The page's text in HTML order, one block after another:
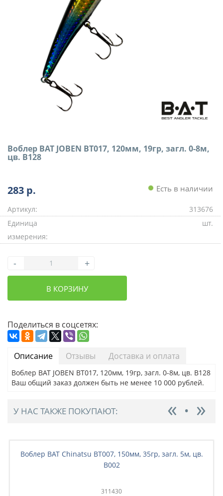
Воблер BAT JOBEN BT017, 120мм, 19гр, загл. 0-8м,
цв. B128
283 р. Есть в наличии
Артикул:
313676
Единица
измерения:
шт.
- +
В КОРЗИНУ
Поделиться в соцсетях:
Описание Отзывы Доставка и оплата
Воблер BAT JOBEN BT017, 120мм, 19гр, загл. 0-8м, цв. B128
Ваш общий заказ должен быть не менее 10 000 рублей.
У НАС ТАКЖЕ ПОКУПАЮТ:
Воблер BAT Chinatsu BT007, 150мм, 35гр, загл. 5м, цв.
B002
311430